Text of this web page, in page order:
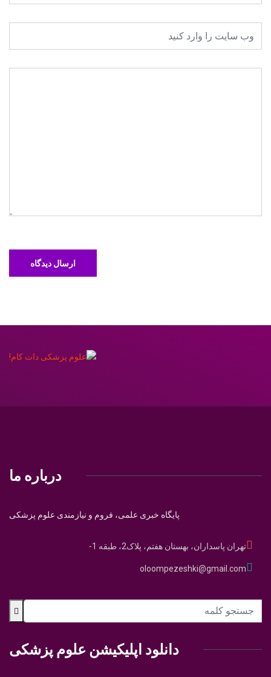
درباره ما
پایگاه خبری علمی، فروم و نیازمندی علوم پزشکی
تهران پاسداران، بهستان هفتم، پلاک2، طبقه 1-
oloompezeshki@gmail.com
دانلود اپلیکیشن علوم پزشکی